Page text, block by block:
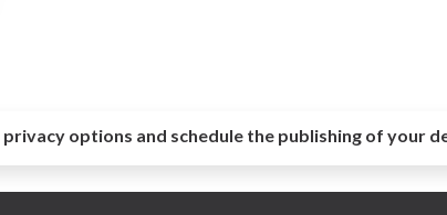
options and schedule the publishing of your